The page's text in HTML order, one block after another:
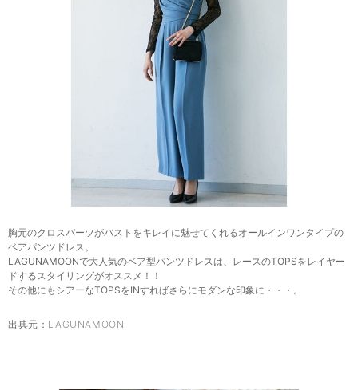
胸元のクロスパーツがバストをキレイに魅せてくれるオールインワンタイプの
ベアパンツドレス。
LAGUNAMOONで大人気のベア型パンツドレスは、レースのTOPSをレイヤー
ドするスタイリングがオススメ！！
その他にもシアーなTOPSをINすればさらにモダンな印象に・・・。
出典元： LAGUNAMOON